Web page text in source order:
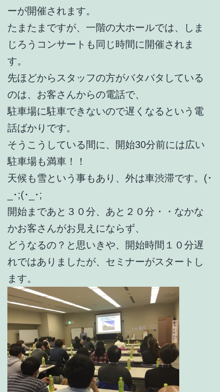
ーが開催されます。
たまたまですが、一階の大ホールでは、しま
じろうコンサートも同じ時間に開催されま
す。
先ほどからスタッフの方がバタバタしている
のは、お客さんからの電話で、
駐車場に駐車できないので遅くなるという電
話ばかりです。
そうこうしている間に、開始30分前には広い
駐車場も満車！！
天候も雪という事もあり、外は車渋滞です。(･
_･;(･_･;
開始まであと３０分、あと２０分・・なかな
かお客さんがお見えにならず、
どうなるの？と思いきや、開始時間１０分遅
れではありましたが、セミナーがスタートし
ます。